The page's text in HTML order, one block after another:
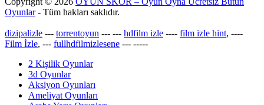
Oyunlar- Tüm hakları saklıdır.
dizipalizle --- torrentoyun --- --- hdfilm izle ---- film izle hint, ----
Film İzle, --- fullhdfilmizlesene --- -----
2 Kişilik Oyunlar
3d Oyunlar
Aksiyon Oyunları
Ameliyat Oyunları